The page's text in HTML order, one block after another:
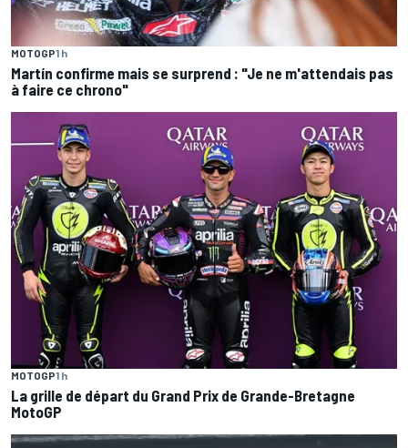
MOTOGP1 h
Martín confirme mais se surprend : "Je ne m'attendais pas
à faire ce chrono"
MOTOGP1 h
La grille de départ du Grand Prix de Grande-Bretagne
MotoGP